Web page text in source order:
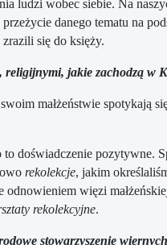
ludzi wobec siebie. Na
danego tematu na
się do księży.
jakie zachodzą w
małżeństwie spotykają
to doświadczenie
rekolekcje, jakim
więzi
rekolekcyjne.
stowarzyszenie